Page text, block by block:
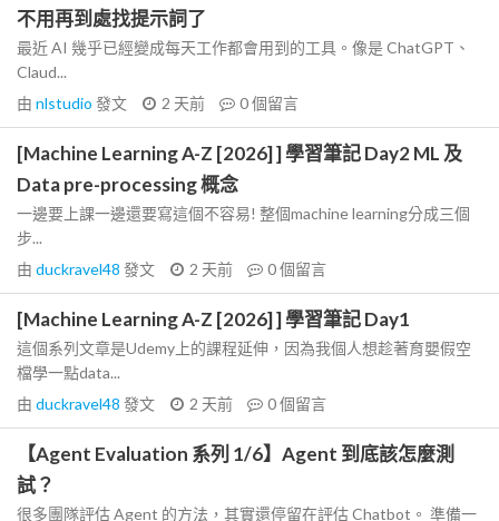
不用再到處找提示詞了
最近 AI 幾乎已經變成每天工作都會用到的工具。像是 ChatGPT、
Claud...
由 nlstudio 發文 2 天前 0個留言
[Machine Learning A-Z [2026] ] 學習筆記 Day2 ML 及
Data pre-processing 概念
一邊要上課一邊還要寫這個不容易! 整個machine learning分成三個
步...
由 duckravel48 發文 2 天前 0個留言
[Machine Learning A-Z [2026] ] 學習筆記 Day1
這個系列文章是Udemy上的課程延伸，因為我個人想趁著育嬰假空
檔學一點data...
由 duckravel48 發文 2 天前 0個留言
【Agent Evaluation 系列 1/6】Agent 到底該怎麼測
試？
很多團隊評估 Agent 的方法，其實還停留在評估 Chatbot。 準備一